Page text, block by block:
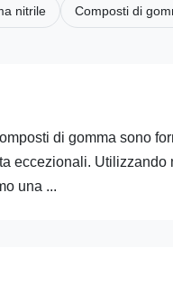
nitrile Composti di
di gomma sono
eccezionali.
una ...